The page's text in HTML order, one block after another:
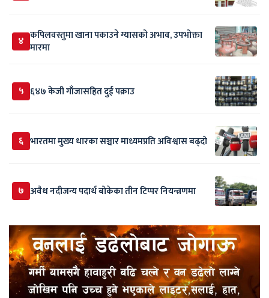
४ कपिलवस्तुमा खाना पकाउने ग्यासको अभाव, उपभोक्ता
मारमा
५ ६४७ केजी गाँजासहित दुई पक्राउ
६ भारतमा मुख्य धारका सञ्चार माध्यमप्रति अविश्वास बढ्दो
७ अवैध नदीजन्य पदार्थ बोकेका तीन टिप्पर नियन्त्रणमा